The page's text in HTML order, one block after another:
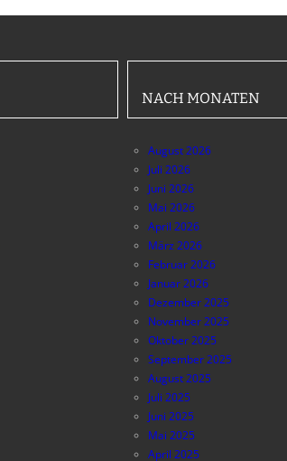
NACH MONATEN
August 2026
Juli 2026
Juni 2026
Mai 2026
April 2026
März 2026
Februar 2026
Januar 2026
Dezember 2025
November 2025
Oktober 2025
September 2025
August 2025
Juli 2025
Juni 2025
Mai 2025
April 2025